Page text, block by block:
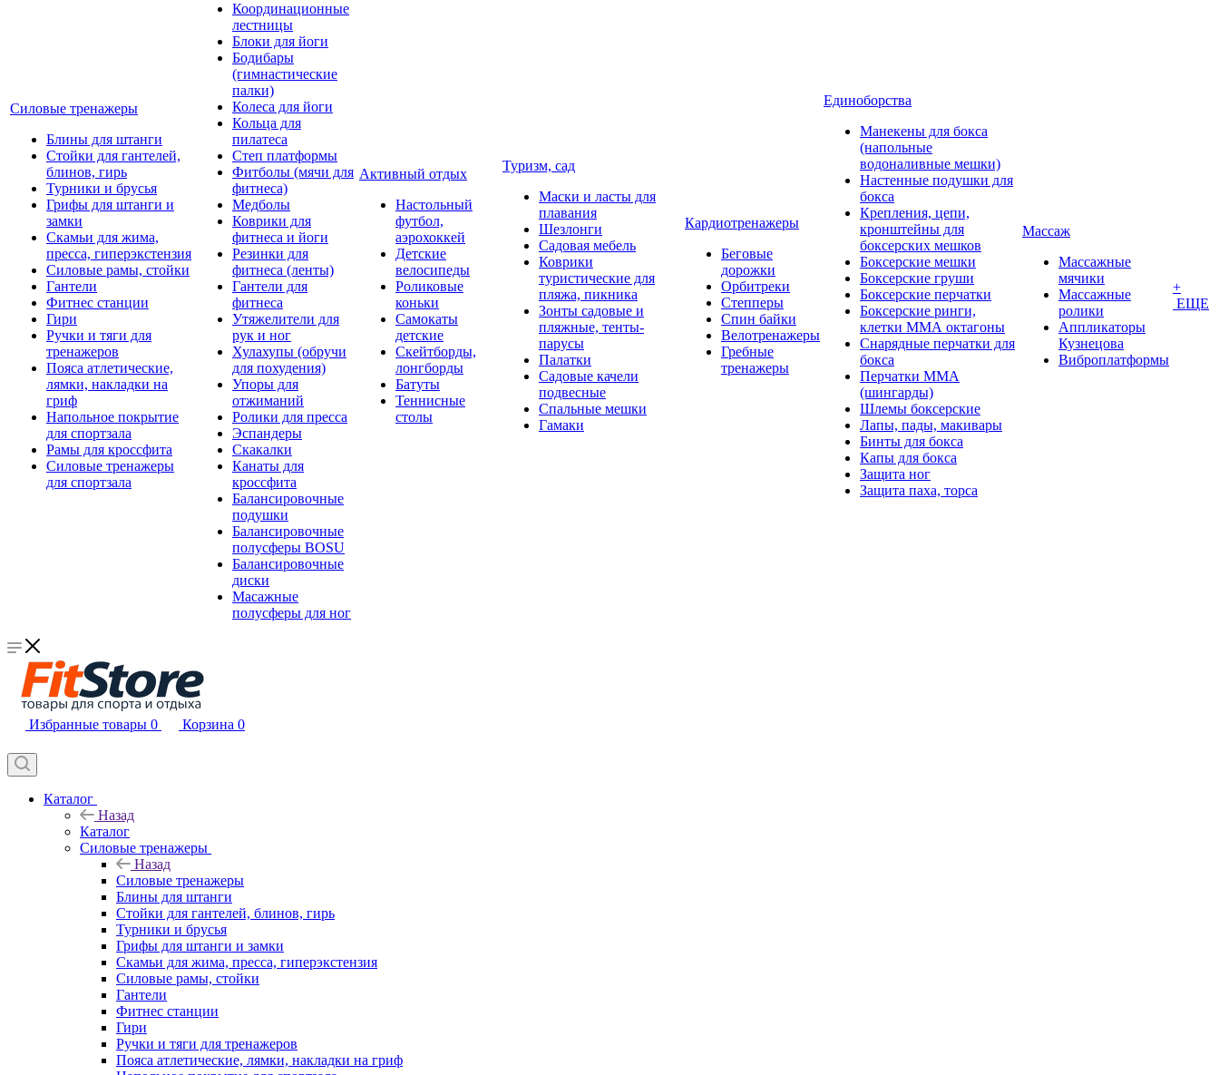
Силовые тренажеры
Блины для штанги
Стойки для гантелей,
блинов, гирь
Турники и брусья
Грифы для штанги и
замки
Скамьи для жима,
пресса, гиперэкстензия
Силовые рамы, стойки
Гантели
Фитнес станции
Гири
Ручки и тяги для
тренажеров
Пояса атлетические,
лямки, накладки на
гриф
Напольное покрытие
для спортзала
Рамы для кроссфита
Силовые тренажеры
для спортзала
Координационные
лестницы
Блоки для йоги
Бодибары
(гимнастические
палки)
Колеса для йоги
Кольца для
пилатеса
Степ платформы
Фитболы (мячи для
фитнеса)
Медболы
Коврики для
фитнеса и йоги
Резинки для
фитнеса (ленты)
Гантели для
фитнеса
Утяжелители для
рук и ног
Хулахупы (обручи
для похудения)
Упоры для
отжиманий
Ролики для пресса
Эспандеры
Скакалки
Канаты для
кроссфита
Балансировочные
подушки
Балансировочные
полусферы BOSU
Балансировочные
диски
Масажные
полусферы для ног
Активный отдых
Настольный
футбол,
аэрохоккей
Детские
велосипеды
Роликовые
коньки
Самокаты
детские
Скейтборды,
лонгборды
Батуты
Теннисные
столы
Туризм, сад
Маски и ласты для
плавания
Шезлонги
Садовая мебель
Коврики
туристические для
пляжа, пикника
Зонты садовые и
пляжные, тенты-
парусы
Палатки
Садовые качели
подвесные
Спальные мешки
Гамаки
Кардиотренажеры
Беговые
дорожки
Орбитреки
Степперы
Спин байки
Велотренажеры
Гребные
тренажеры
Единоборства
Манекены для бокса
(напольные
водоналивные мешки)
Настенные подушки для
бокса
Крепления, цепи,
кронштейны для
боксерских мешков
Боксерские мешки
Боксерские груши
Боксерские перчатки
Боксерские ринги,
клетки ММА октагоны
Снарядные перчатки для
бокса
Перчатки MMA
(шингарды)
Шлемы боксерские
Лапы, пады, макивары
Бинты для бокса
Капы для бокса
Защита ног
Защита паха, торса
Массаж
Массажные
мячики
Массажные
ролики
Аппликаторы
Кузнецова
Виброплатформы
+
ЕЩЕ
Избранные товары 0 Корзина 0
Каталог
Назад
Каталог
Силовые тренажеры
Назад
Силовые тренажеры
Блины для штанги
Стойки для гантелей, блинов, гирь
Турники и брусья
Грифы для штанги и замки
Скамьи для жима, пресса, гиперэкстензия
Силовые рамы, стойки
Гантели
Фитнес станции
Гири
Ручки и тяги для тренажеров
Пояса атлетические, лямки, накладки на гриф